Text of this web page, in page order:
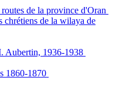
de la province d'Oran
chrétiens de la wilaya de
Aubertin, 1936-1938
1860-1870